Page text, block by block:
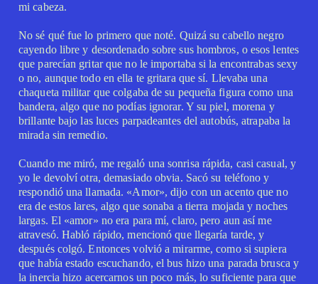
mi cabeza.
No sé qué fue lo primero que noté. Quizá su cabello negro
cayendo libre y desordenado sobre sus hombros, o esos lentes
que parecían gritar que no le importaba si la encontrabas sexy
o no, aunque todo en ella te gritara que sí. Llevaba una
chaqueta militar que colgaba de su pequeña figura como una
bandera, algo que no podías ignorar. Y su piel, morena y
brillante bajo las luces parpadeantes del autobús, atrapaba la
mirada sin remedio.
Cuando me miró, me regaló una sonrisa rápida, casi casual, y
yo le devolví otra, demasiado obvia. Sacó su teléfono y
respondió una llamada. «Amor», dijo con un acento que no
era de estos lares, algo que sonaba a tierra mojada y noches
largas. El «amor» no era para mí, claro, pero aun así me
atravesó. Habló rápido, mencionó que llegaría tarde, y
después colgó. Entonces volvió a mirarme, como si supiera
que había estado escuchando, el bus hizo una parada brusca y
la inercia hizo acercarnos un poco más, lo suficiente para que